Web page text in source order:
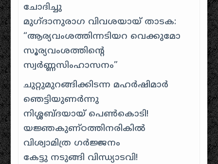
ചോദിച്ചു
മുഗ്ദാനുരാഗ വിവശയായ് താടക:
“ആര്യവംശത്തിന്നടിയറ വെക്കുമോ
സൂര്യവംശത്തിന്റെ
സ്വര്‍ണ്ണസിംഹാസനം”
ചുറ്റുമുറങ്ങിക്കിടന്ന മഹര്‍ഷിമാര്‍
ഞെട്ടിയുണര്‍ന്നു
നിശ്ശബ്ദയായ് പെണ്‍കൊടി!
യജ്ഞകുണ്ഠത്തിനരികില്‍
വിശ്വാമിത്ര ഗര്‍ജ്ജനം
കേട്ടു നടുങ്ങി വിന്ധ്യാടവി!